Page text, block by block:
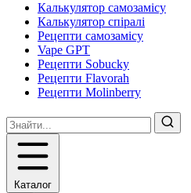
Калькулятор самозамісу
Калькулятор спіралі
Рецепти самозамісу
Vape GPT
Рецепти Sobucky
Рецепти Flavorah
Рецепти Molinberry
Каталог